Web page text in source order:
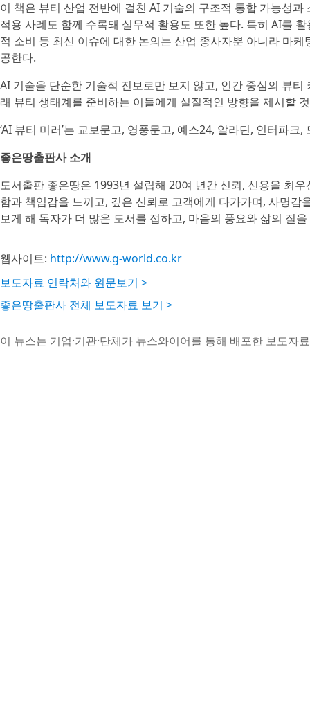
이 책은 뷰티 산업 전반에 걸친 AI 기술의 구조적 통합 가능성
적용 사례도 함께 수록돼 실무적 활용도 또한 높다. 특히 AI를
적 소비 등 최신 이슈에 대한 논의는 산업 종사자뿐 아니라 마
공한다.
AI 기술을 단순한 기술적 진보로만 보지 않고, 인간 중심의 뷰
래 뷰티 생태계를 준비하는 이들에게 실질적인 방향을 제시할
‘AI 뷰티 미러’는 교보문고, 영풍문고, 예스24, 알라딘, 인터파크
좋은땅출판사 소개
도서출판 좋은땅은 1993년 설립해 20여 년간 신뢰, 신용을 최
함과 책임감을 느끼고, 깊은 신뢰로 고객에게 다가가며, 사명
보게 해 독자가 더 많은 도서를 접하고, 마음의 풍요와 삶의 질
웹사이트: http://www.g-world.co.kr
보도자료 연락처와 원문보기 >
좋은땅출판사 전체 보도자료 보기 >
이 뉴스는 기업·기관·단체가 뉴스와이어를 통해 배포한 보도자